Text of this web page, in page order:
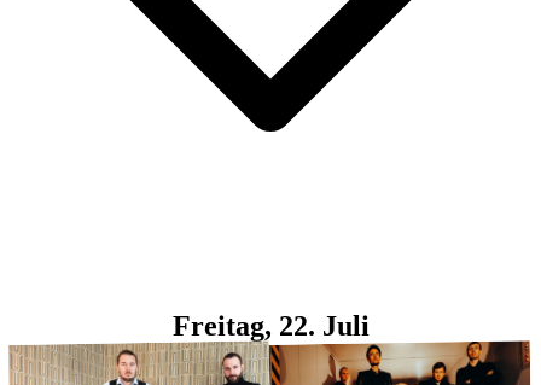
Freitag, 22. Juli